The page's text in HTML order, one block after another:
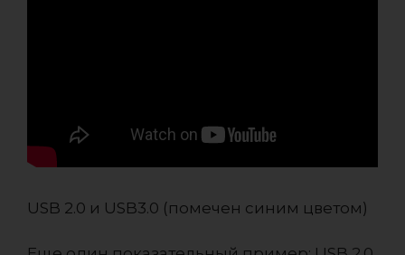
USB 2.0 и USB3.0 (помечен синим цветом)